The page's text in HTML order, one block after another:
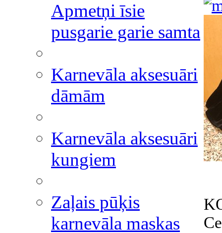
Apmetņi īsie
pusgarie garie samta
Karnevāla aksesuāri
dāmām
Karnevāla aksesuāri
kungiem
Zaļais pūķis
karnevāla maskas